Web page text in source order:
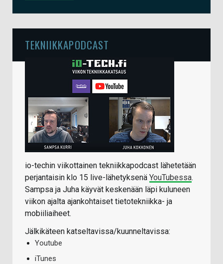
TEKNIIKKAPODCAST
io-techin viikottainen tekniikkapodcast lähetetään
perjantaisin klo 15 live-lähetyksenä YouTubessa.
Sampsa ja Juha käyvät keskenään läpi kuluneen
viikon ajalta ajankohtaiset tietotekniikka- ja
mobiiliaiheet.
Jälkikäteen katseltavissa/kuunneltavissa:
Youtube
iTunes